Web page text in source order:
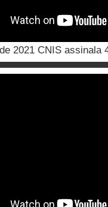
2021 CNIS assinala